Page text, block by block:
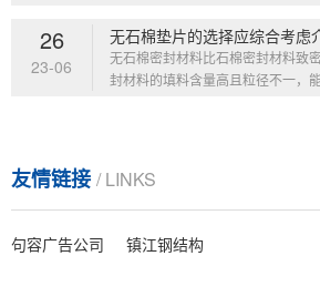
26
23-06
无石棉垫片的选择应综合考虑
无石棉密封材料比石棉密封材料致
封材料的填料含量高且粒径不一，
友情链接 / LINKS
句容广告公司 镇江钢结构